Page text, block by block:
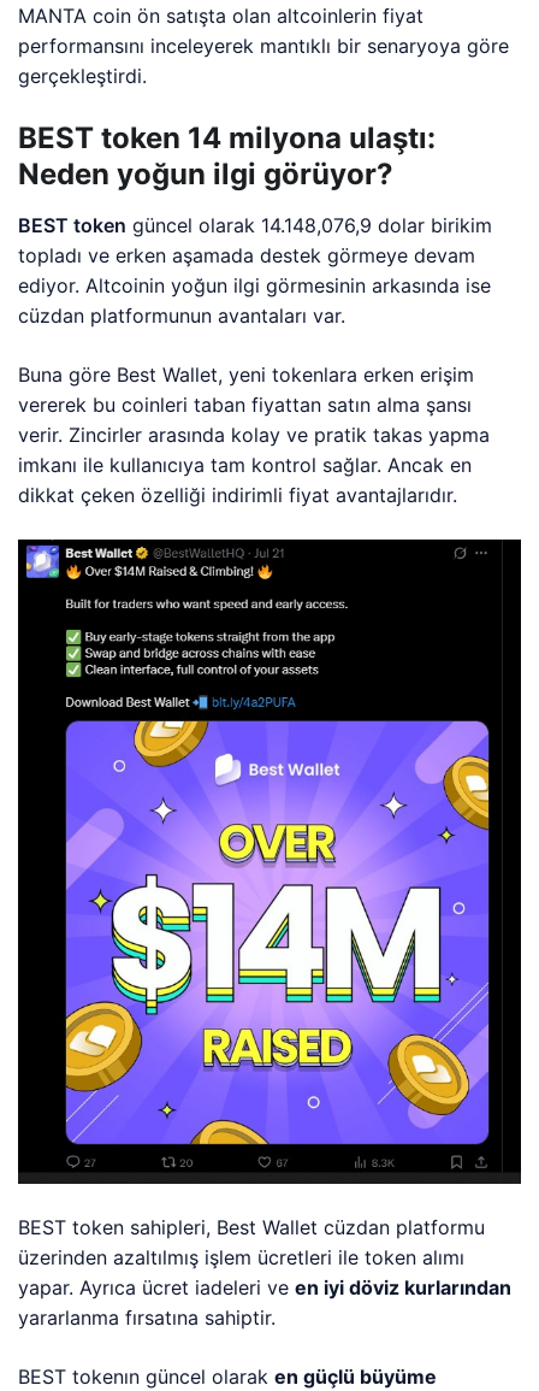
MANTA coin ön satışta olan altcoinlerin fiyat
performansını inceleyerek mantıklı bir senaryoya göre
gerçekleştirdi.
BEST token 14 milyona ulaştı:
Neden yoğun ilgi görüyor?
BEST token güncel olarak 14.148,076,9 dolar birikim
topladı ve erken aşamada destek görmeye devam
ediyor. Altcoinin yoğun ilgi görmesinin arkasında ise
cüzdan platformunun avantaları var.
Buna göre Best Wallet, yeni tokenlara erken erişim
vererek bu coinleri taban fiyattan satın alma şansı
verir. Zincirler arasında kolay ve pratik takas yapma
imkanı ile kullanıcıya tam kontrol sağlar. Ancak en
dikkat çeken özelliği indirimli fiyat avantajlarıdır.
BEST token sahipleri, Best Wallet cüzdan platformu
üzerinden azaltılmış işlem ücretleri ile token alımı
yapar. Ayrıca ücret iadeleri veen iyi döviz kurlarından
yararlanma fırsatına sahiptir.
BEST tokenın güncel olaraken güçlü büyüme